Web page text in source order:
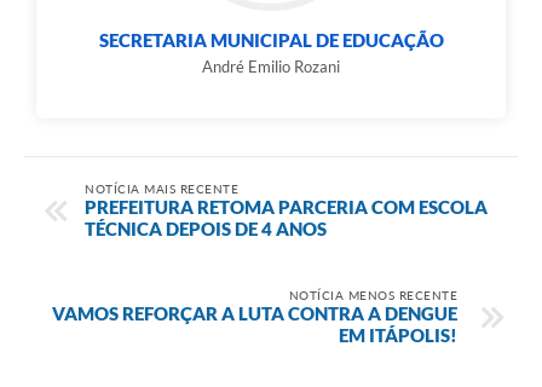
SECRETARIA MUNICIPAL DE EDUCAÇÃO
André Emilio Rozani
NOTÍCIA MAIS RECENTE
PREFEITURA RETOMA PARCERIA COM ESCOLA
TÉCNICA DEPOIS DE 4 ANOS
NOTÍCIA MENOS RECENTE
VAMOS REFORÇAR A LUTA CONTRA A DENGUE
EM ITÁPOLIS!